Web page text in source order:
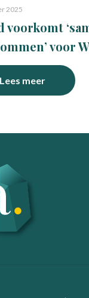
2025
voorkomt
voor
Lees meer